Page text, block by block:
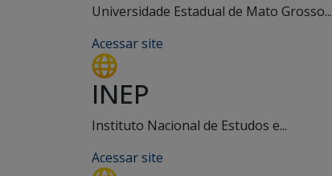
Universidade Estadual de Mato Grosso...
Acessar site
INEP
Instituto Nacional de Estudos e...
Acessar site